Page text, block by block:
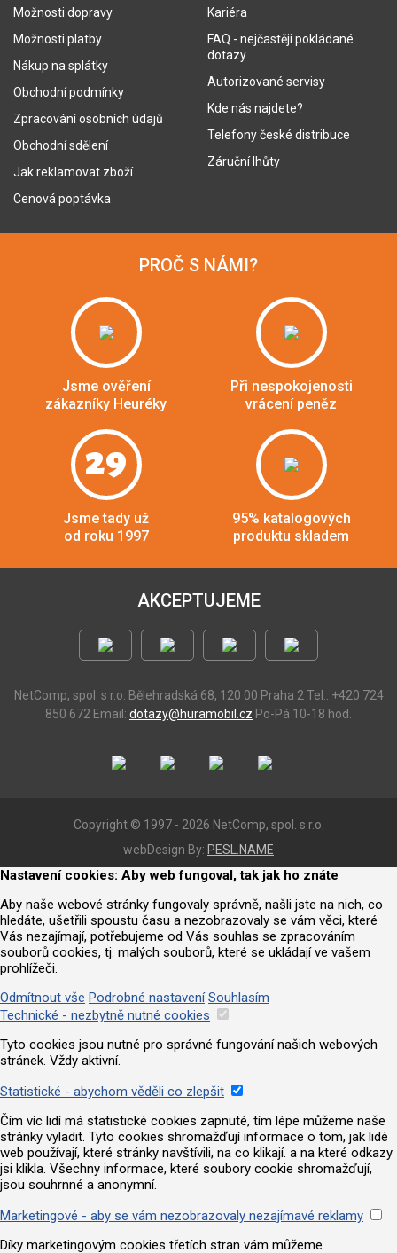
Možnosti dopravy
Možnosti platby
Nákup na splátky
Obchodní podmínky
Zpracování osobních údajů
Obchodní sdělení
Jak reklamovat zboží
Cenová poptávka
Kariéra
FAQ - nejčastěji pokládané
dotazy
Autorizované servisy
Kde nás najdete?
Telefony české distribuce
Záruční lhůty
PROČ S NÁMI?
Jsme ověření
zákazníky Heuréky
Při nespokojenosti
vrácení peněz
29
Jsme tady už
od roku 1997
95% katalogových
produktu skladem
AKCEPTUJEME
NetComp, spol. s r.o. Bělehradská 68, 120 00 Praha 2 Tel.: +420 724
850 672 Email: dotazy@huramobil.cz Po-Pá 10-18 hod.
Copyright © 1997 - 2026 NetComp, spol. s r.o.
webDesign By: PESL.NAME
Nastavení cookies: Aby web fungoval, tak jak ho znáte
Aby naše webové stránky fungovaly správně, našli jste na nich, co
hledáte, ušetřili spoustu času a nezobrazovaly se vám věci, které
Vás nezajímají, potřebujeme od Vás souhlas se zpracováním
souborů cookies, tj. malých souborů, které se ukládají ve vašem
prohlížeči.
Odmítnout vše Podrobné nastavení Souhlasím
Technické - nezbytně nutné cookies
Tyto cookies jsou nutné pro správné fungování našich webových
stránek. Vždy aktivní.
Statistické - abychom věděli co zlepšit
Čím víc lidí má statistické cookies zapnuté, tím lépe můžeme naše
stránky vyladit. Tyto cookies shromažďují informace o tom, jak lidé
web používají, které stránky navštívili, na co klikají. a na které odkazy
jsi klikla. Všechny informace, které soubory cookie shromažďují,
jsou souhrnné a anonymní.
Marketingové - aby se vám nezobrazovaly nezajímavé reklamy
Díky marketingovým cookies třetích stran vám můžeme